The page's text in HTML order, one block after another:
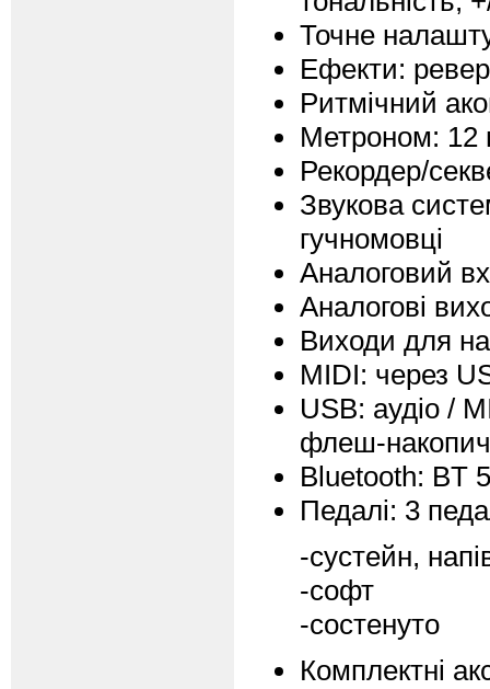
Точне
Ефекти:
Ритмічний
Метроном: 12
Рекордер/
Звукова
гучномовці
Аналоговий
Аналогові
Виходи для
MIDI: через
USB: аудіо /
флеш-
Bluetooth: BT
Педалі: 3
-сустейн,
-софт
-состенуто
Комплектні